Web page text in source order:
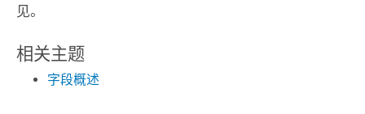
见。
相关主题
字段概述